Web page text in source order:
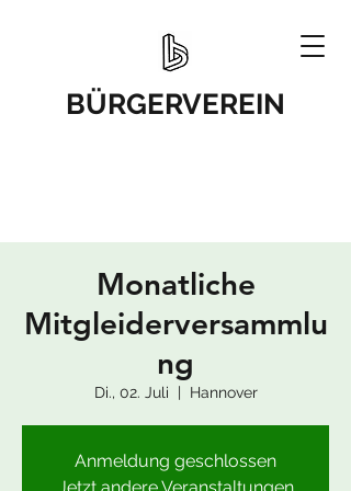
BÜRGERVEREIN
Monatliche
Mitgleiderversammlu
ng
Di., 02. Juli
  |
Hannover
Anmeldung geschlossen